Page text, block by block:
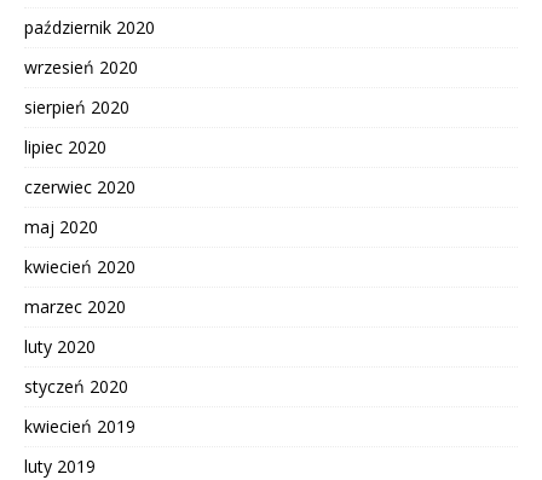
październik 2020
wrzesień 2020
sierpień 2020
lipiec 2020
czerwiec 2020
maj 2020
kwiecień 2020
marzec 2020
luty 2020
styczeń 2020
kwiecień 2019
luty 2019